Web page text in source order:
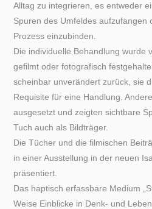
Alltag zu integrieren, es entweder
Spuren des Umfeldes aufzufangen
Prozess einzubinden.
Die individuelle Behandlung wurde
gefilmt oder fotografisch
scheinbar unverändert zurück, sie
Requisite für eine Handlung.
ausgesetzt und zeigten sichtbare
Tuch auch als Bildträger.
Die Tücher und die filmischen
in einer Ausstellung in der neuen
präsentiert.
Das haptisch erfassbare Medium
Weise Einblicke in Denk- und